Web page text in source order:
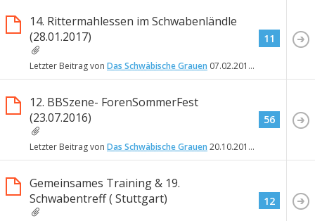
14. Rittermahlessen im Schwabenländle
(28.01.2017)
Letzter Beitrag von Das Schwäbische Grauen 07.02.2017
11
12. BBSzene- ForenSommerFest
(23.07.2016)
Letzter Beitrag von Das Schwäbische Grauen 20.10.2016
56
Gemeinsames Training & 19.
Schwabentreff ( Stuttgart)
12